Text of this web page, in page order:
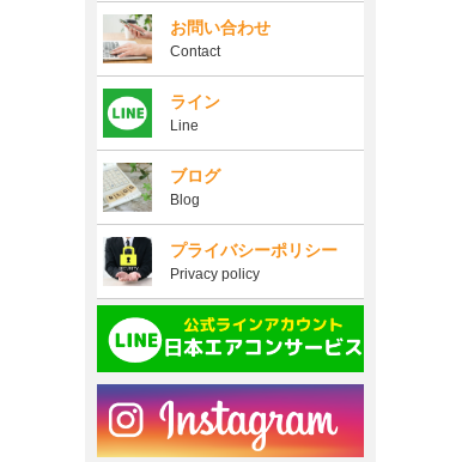
お問い合わせ
Contact
ライン
Line
ブログ
Blog
プライバシーポリシー
Privacy policy